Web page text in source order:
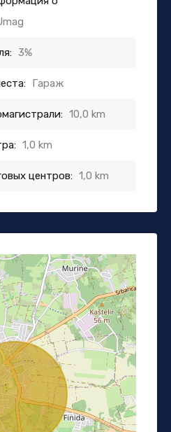
3%
Гараж
10,0 km
1,0 km
центров: 1,0 km